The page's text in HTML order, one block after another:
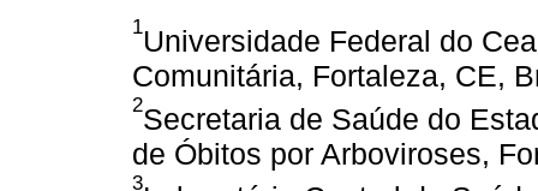
1Universidade Federal do
Comunitária, Fortaleza, CE,
2Secretaria de Saúde do
de Óbitos por Arboviroses,
3